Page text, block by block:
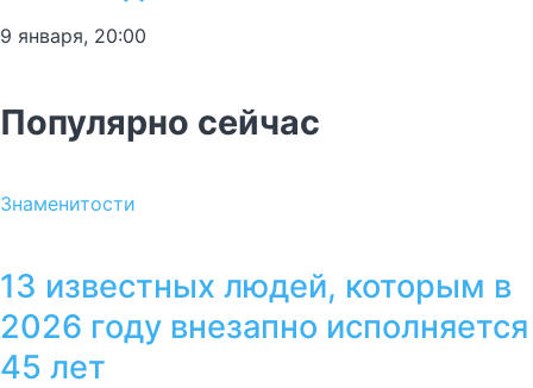
9 января, 20:00
Популярно сейчас
Знаменитости
13 известных людей, которым в
2026 году внезапно исполняется
45 лет